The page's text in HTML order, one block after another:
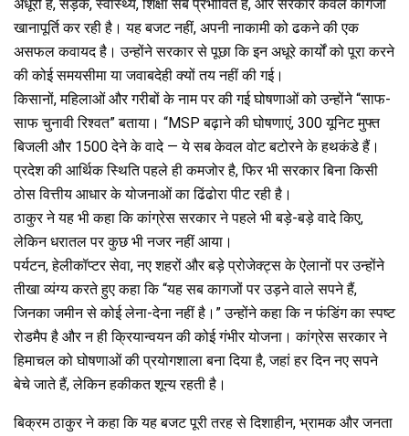
अधूरी हैं, सड़कें, स्वास्थ्य, शिक्षा सब प्रभावित हैं, और सरकार केवल कागजी
खानापूर्ति कर रही है। यह बजट नहीं, अपनी नाकामी को ढकने की एक
असफल कवायद है। उन्होंने सरकार से पूछा कि इन अधूरे कार्यों को पूरा करने
की कोई समयसीमा या जवाबदेही क्यों तय नहीं की गई।
किसानों, महिलाओं और गरीबों के नाम पर की गई घोषणाओं को उन्होंने “साफ-
साफ चुनावी रिश्वत” बताया। “MSP बढ़ाने की घोषणाएं, 300 यूनिट मुफ्त
बिजली और ₹1500 देने के वादे — ये सब केवल वोट बटोरने के हथकंडे हैं।
प्रदेश की आर्थिक स्थिति पहले ही कमजोर है, फिर भी सरकार बिना किसी
ठोस वित्तीय आधार के योजनाओं का ढिंढोरा पीट रही है।
ठाकुर ने यह भी कहा कि कांग्रेस सरकार ने पहले भी बड़े-बड़े वादे किए,
लेकिन धरातल पर कुछ भी नजर नहीं आया।
पर्यटन, हेलीकॉप्टर सेवा, नए शहरों और बड़े प्रोजेक्ट्स के ऐलानों पर उन्होंने
तीखा व्यंग्य करते हुए कहा कि “यह सब कागजों पर उड़ने वाले सपने हैं,
जिनका जमीन से कोई लेना-देना नहीं है।” उन्होंने कहा कि न फंडिंग का स्पष्ट
रोडमैप है और न ही क्रियान्वयन की कोई गंभीर योजना। कांग्रेस सरकार ने
हिमाचल को घोषणाओं की प्रयोगशाला बना दिया है, जहां हर दिन नए सपने
बेचे जाते हैं, लेकिन हकीकत शून्य रहती है।
बिक्रम ठाकुर ने कहा कि यह बजट पूरी तरह से दिशाहीन, भ्रामक और जनता